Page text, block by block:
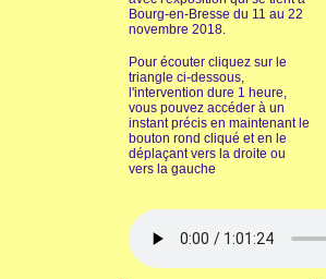
Bourg-en-Bresse du 11 au 22
novembre 2018.
Pour écouter cliquez sur le
triangle ci-dessous,
l'intervention dure 1 heure,
vous pouvez accéder à un
instant précis en maintenant le
bouton rond cliqué et en le
déplaçant vers la droite ou
vers la gauche